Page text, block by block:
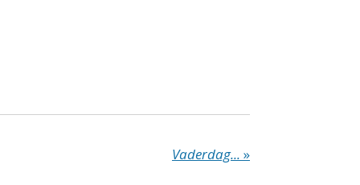
Vaderdag... »